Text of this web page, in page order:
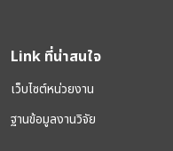
Link ที่น่าสนใจ
เว็บไซต์หน่วยงาน
ฐานข้อมูลงานวิจัย